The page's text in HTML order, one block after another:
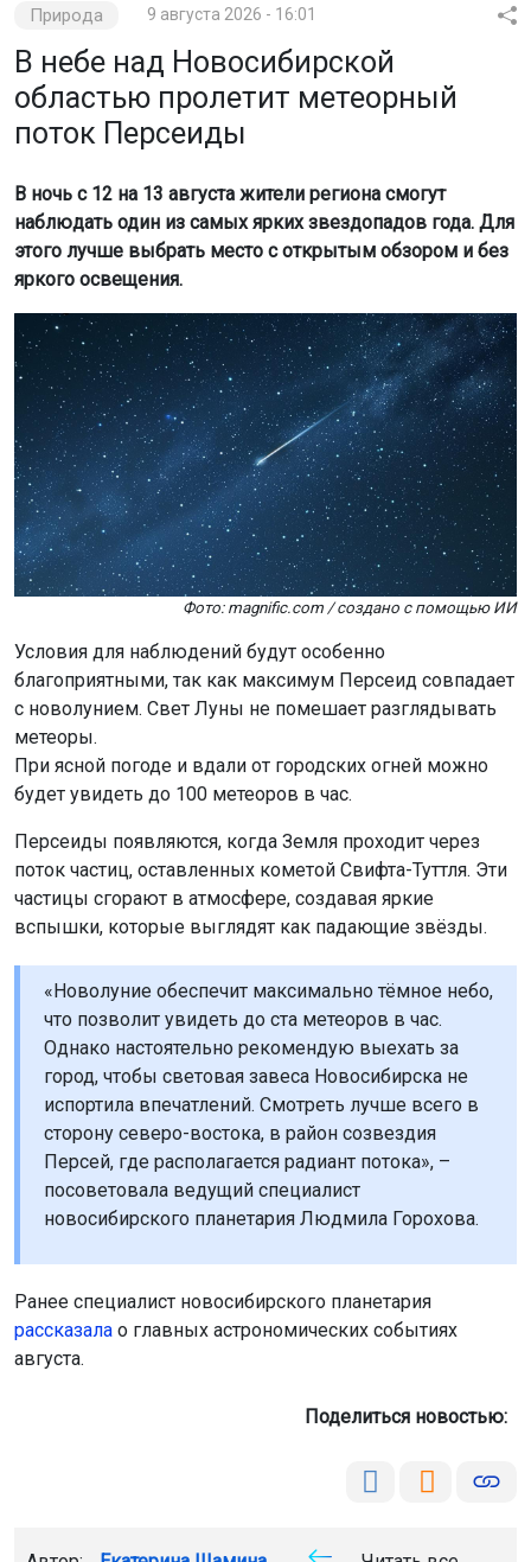
Природа 9 августа 2026 - 16:01
В небе над Новосибирской
областью пролетит метеорный
поток Персеиды
В ночь с 12 на 13 августа жители региона смогут
наблюдать один из самых ярких звездопадов года. Для
этого лучше выбрать место с открытым обзором и без
яркого освещения.
Фото: magnific.com / создано с помощью ИИ
Условия для наблюдений будут особенно
благоприятными, так как максимум Персеид совпадает
с новолунием. Свет Луны не помешает разглядывать
метеоры.
При ясной погоде и вдали от городских огней можно
будет увидеть до 100 метеоров в час.
Персеиды появляются, когда Земля проходит через
поток частиц, оставленных кометой Свифта-Туттля. Эти
частицы сгорают в атмосфере, создавая яркие
вспышки, которые выглядят как падающие звёзды.
«Новолуние обеспечит максимально тёмное небо,
что позволит увидеть до ста метеоров в час.
Однако настоятельно рекомендую выехать за
город, чтобы световая завеса Новосибирска не
испортила впечатлений. Смотреть лучше всего в
сторону северо-востока, в район созвездия
Персей, где располагается радиант потока», –
посоветовала ведущий специалист
новосибирского планетария Людмила Горохова.
Ранее специалист новосибирского планетария
рассказала о главных астрономических событиях
августа.
Поделиться новостью: